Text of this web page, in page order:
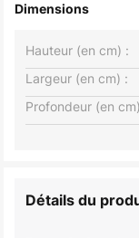
Dimensions
Largeur (en cm) :
Hauteur (en cm) :
Profondeur (en
Détails du